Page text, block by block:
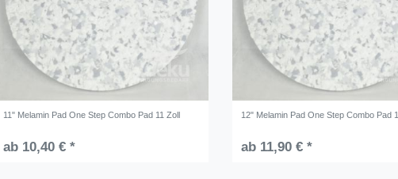
11" Melamin Pad One Step Combo Pad 11 Zoll
ab 10,40 € *
12" Melamin Pad One Step Combo Pad
ab 11,90 € *